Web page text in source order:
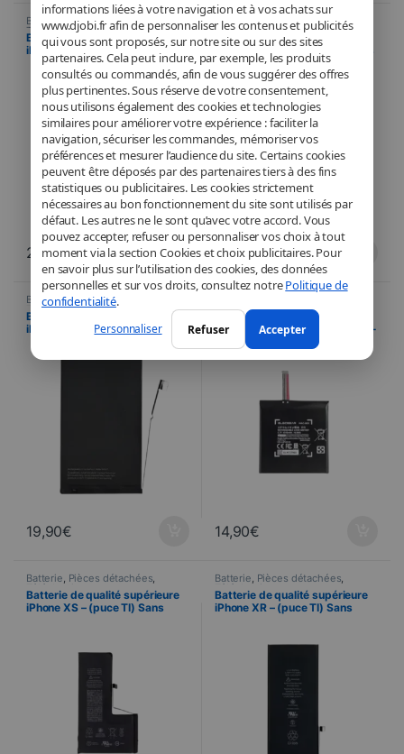
informations liées à votre navigation et à vos achats sur
www.djobi.fr afin de personnaliser les contenus et publicités
qui vous sont proposés, sur notre site ou sur des sites
partenaires. Cela peut inclure, par exemple, les produits
consultés ou commandés, afin de vous suggérer des offres
plus pertinentes. Sous réserve de votre consentement,
nous utilisons également des cookies et technologies
similaires pour améliorer votre expérience : faciliter la
navigation, sécuriser les commandes, mémoriser vos
préférences et mesurer l’audience du site. Certains cookies
peuvent être déposés par des partenaires tiers à des fins
statistiques ou publicitaires. Les cookies strictement
nécessaires au bon fonctionnement du site sont utilisés par
défaut. Les autres ne le sont qu’avec votre accord. Vous
pouvez accepter, refuser ou personnaliser vos choix à tout
moment via la section Cookies et choix publicitaires. Pour
en savoir plus sur l’utilisation des cookies, des données
personnelles et sur vos droits, consultez notrePolitique de
confidentialité.
Personnaliser Refuser Accepter
Batterie,Pièces détachées,
Téléphonie
Batterie de qualité supérieure
iPhone 16 PRO – (puce TI) Sans
message d’erreur
21,90€
Batterie,Pièces détachées,
Téléphonie
Batterie de qualité supérieure
iPhone 16 Plus – (puce TI) Sans
message d’erreur
21,90€
Batterie,Pièces détachées
Téléphonie
Batterie de qualité supérieure
iPhone 16 – (puce TI) Sans
19,90€
Téléphonie
Batterie compatible Nintendo
SWITCH/SWITCH OLED – HAC-
14,90€
Batterie, Pièces détachées,
Téléphonie
Batterie de qualité supérieure
iPhone XS – (puce TI) Sans
Batterie, Pièces détachées,
Téléphonie
Batterie de qualité supérieure
iPhone XR – (puce TI) Sans